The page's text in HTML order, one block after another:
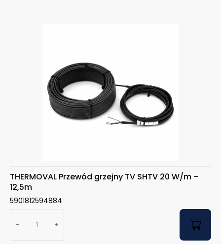
THERMOVAL Przewód grzejny TV SHTV 20 W/m –
12,5m
5901812594884
- +